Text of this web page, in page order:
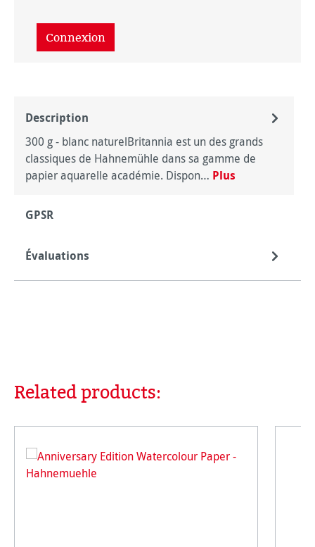
Connexion
Description
300 g - blanc naturelBritannia est un des grands
classiques de Hahnemühle dans sa gamme de
papier aquarelle académie. Dispon… Plus
GPSR
Évaluations
Ignorer la galerie de produits
Related products: